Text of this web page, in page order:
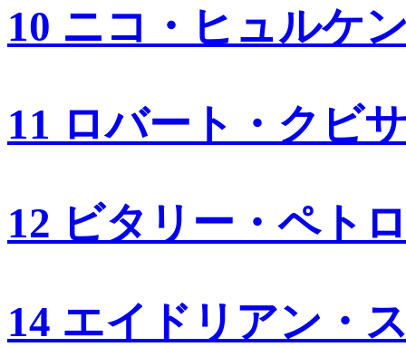
10 ニコ・ヒュルケ
11 ロバート・クビ
12 ビタリー・ペト
14 エイドリアン・